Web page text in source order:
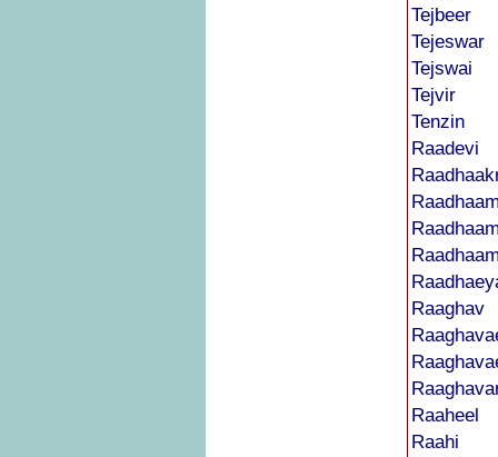
Tejbeer
Tejeswar
Tejswai
Tejvir
Tenzin
Raadevi
Raaghav
Raaheel
Raahi